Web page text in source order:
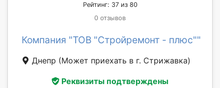
Рейтинг: 37 из 80
0 отзывов
Компания "ТОВ "Стройремонт - плюс""
Днепр (Может приехать в г. Стрижавка)
Реквизиты подтверждены